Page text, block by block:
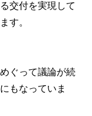
交付を実現して
す。
ぐって議論が続
もなっていま